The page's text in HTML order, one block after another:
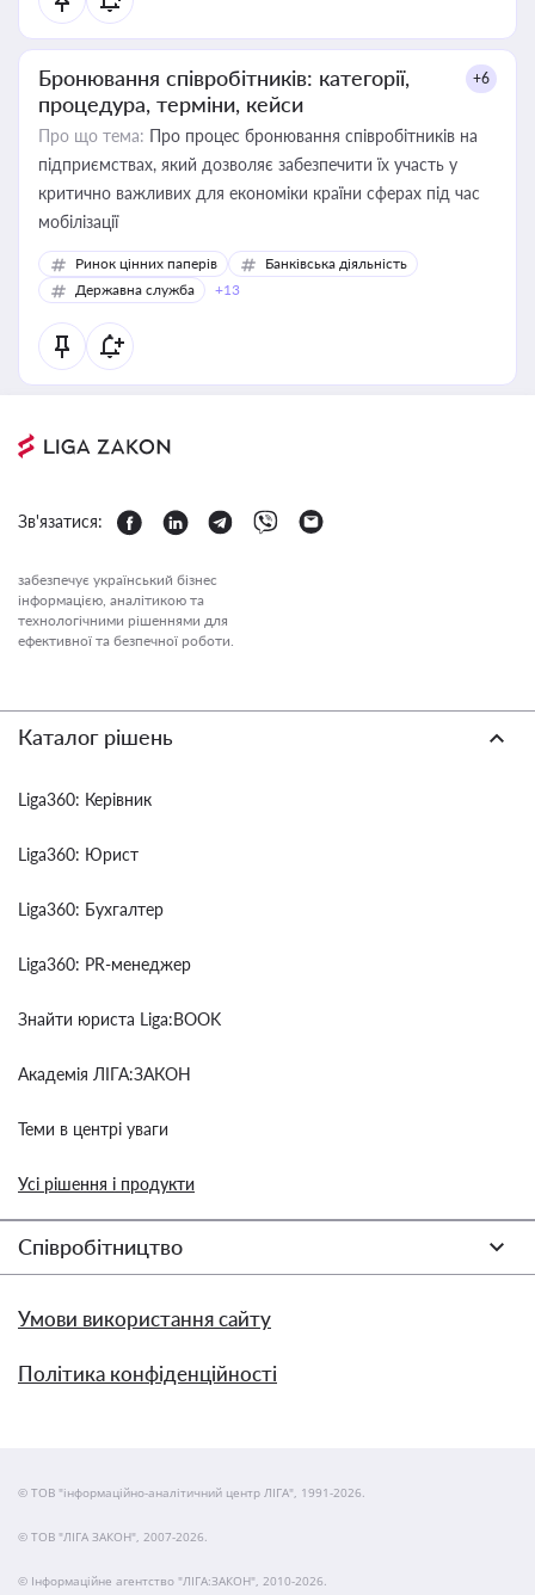
Бронювання співробітників: категорії,
процедура, терміни, кейси
+6
Про що тема: Про процес бронювання співробітників на
підприємствах, який дозволяє забезпечити їх участь у
критично важливих для економіки країни сферах під час
мобілізації
Ринок цінних паперів
Банківська діяльність
Державна служба
+13
Зв'язатися:
забезпечує український бізнес
інформацією, аналітикою та
технологічними рішеннями для
ефективної та безпечної роботи.
Каталог рішень
Liga360: Керівник
Liga360: Юрист
Liga360: Бухгалтер
Liga360: PR-менеджер
Знайти юриста Liga:BOOK
Академія ЛІГА:ЗАКОН
Теми в центрі уваги
Усі рішення і продукти
Співробітництво
Умови використання сайту
Політика конфіденційності
© ТОВ "інформаційно-аналітичний центр ЛІГА", 1991-2026.
© ТОВ "ЛІГА ЗАКОН", 2007-2026.
© Інформаційне агентство "ЛІГА:ЗАКОН", 2010-2026.